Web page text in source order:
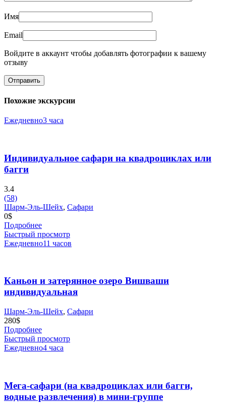
Имя
Email
Войдите в аккаунт чтобы добавлять фотографии к вашему
отзыву
Похожие экскурсии
Ежедневно3 часа
Индивидуальное сафари на квадроциклах или
багги
3.4
(58)
Шарм-Эль-Шейх, Сафари
0$
Подробнее
Быстрый просмотр
Ежедневно11 часов
Каньон и затерянное озеро Вишваши
индивидуальная
Шарм-Эль-Шейх, Сафари
280$
Подробнее
Быстрый просмотр
Ежедневно4 часа
Мега-сафари (на квадроциклах или багги,
водные развлечения) в мини-группе